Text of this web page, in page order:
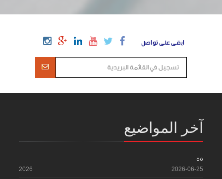
ابقى على تواصل
آخر المواضيع
55
2026-06-25
2026